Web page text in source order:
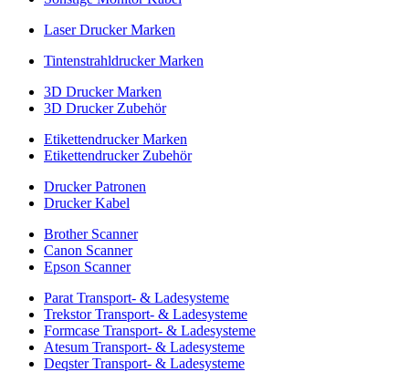
Laser Drucker Marken
Tintenstrahldrucker Marken
3D Drucker Marken
3D Drucker Zubehör
Etikettendrucker Marken
Etikettendrucker Zubehör
Drucker Patronen
Drucker Kabel
Brother Scanner
Canon Scanner
Epson Scanner
Parat Transport- & Ladesysteme
Trekstor Transport- & Ladesysteme
Formcase Transport- & Ladesysteme
Atesum Transport- & Ladesysteme
Deqster Transport- & Ladesysteme